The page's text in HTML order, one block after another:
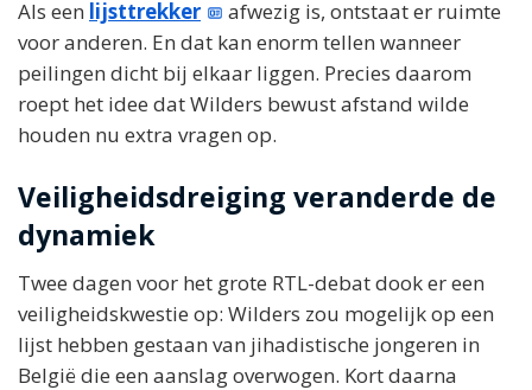
Als een lijsttrekker
afwezig is, ontstaat er ruimte
voor anderen. En dat kan enorm tellen wanneer
peilingen dicht bij elkaar liggen. Precies daarom
roept het idee dat Wilders bewust afstand wilde
houden nu extra vragen op.
Veiligheidsdreiging veranderde de
dynamiek
Twee dagen voor het grote RTL-debat dook er een
veiligheidskwestie op: Wilders zou mogelijk op een
lijst hebben gestaan van jihadistische jongeren in
België die een aanslag overwogen. Kort daarna